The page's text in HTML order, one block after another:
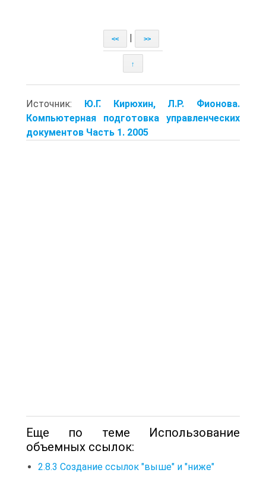
<< >>
↑
Источник: Ю.Г. Кирюхин, Л.Р. Фионова.
Компьютерная подготовка управленческих
документов Часть 1. 2005
Еще по теме Использование
объемных ссылок:
2.8.3 Создание ссылок "выше" и "ниже"